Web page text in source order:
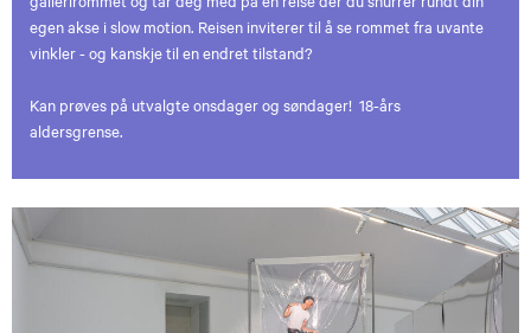
egen akse i slow motion. Reisen inviterer til å se rommet fra uvante
vinkler - og kanskje til en endret tilstand?
Kan prøves på utvalgte onsdager og søndager! 18-års
aldersgrense.